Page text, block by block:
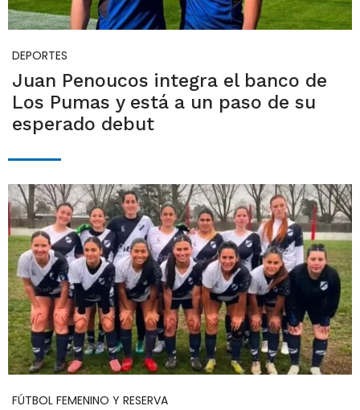
DEPORTES
Juan Penoucos integra el banco de
Los Pumas y está a un paso de su
esperado debut
FÚTBOL FEMENINO Y RESERVA